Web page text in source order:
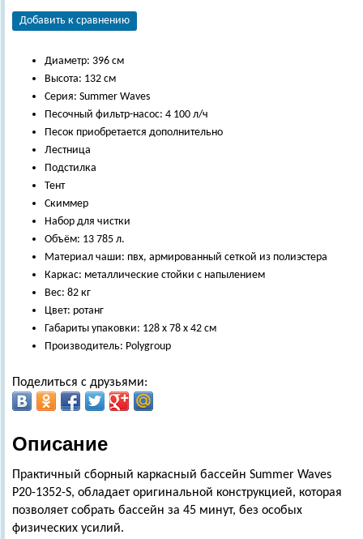
Добавить к сравнению
Диаметр: 396 см
Высота: 132 см
Серия: Summer Waves
Песочный фильтр-насос: 4 100 л/ч
Песок приобретается дополнительно
Лестница
Подстилка
Тент
Скиммер
Набор для чистки
Объём: 13 785 л.
Материал чаши: пвх, армированный сеткой из полиэстера
Каркас: металлические стойки с напылением
Вес: 82 кг
Цвет: ротанг
Габариты упаковки: 128 х 78 х 42 см
Производитель: Polygroup
Поделиться с друзьями:
Описание
Практичный сборный каркасный бассейн Summer Waves
Р20-1352-S, обладает оригинальной конструкцией, которая
позволяет собрать бассейн за 45 минут, без особых
физических усилий.